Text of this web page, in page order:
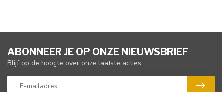
ABONNEER JE OP ONZE NIEUWSBRIEF
Blijf op de hoogte over onze laatste acties